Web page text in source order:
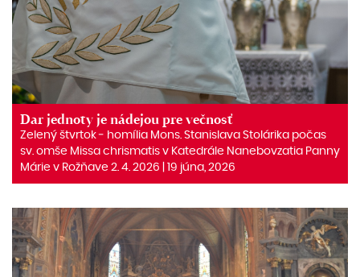
Dar jednoty je nádejou pre večnosť
Zelený štvrtok ‒ homília Mons. Stanislava Stolárika počas
sv. omše Missa chrismatis v Katedrále Nanebovzatia Panny
Márie v Rožňave 2. 4. 2026 | 19 júna, 2026